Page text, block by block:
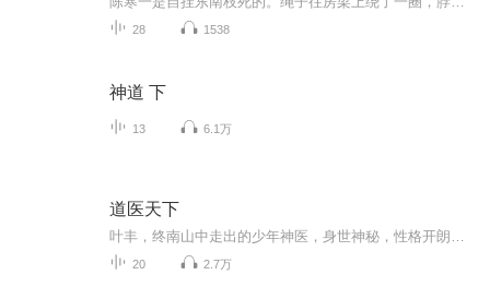
28 1538
神道 下
13 6.1万
道医天下
20 2.7万